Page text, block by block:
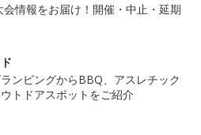
情報をお届け！開催・中止・延期
ンピングからBBQ、アスレチック
トドアスポットをご紹介